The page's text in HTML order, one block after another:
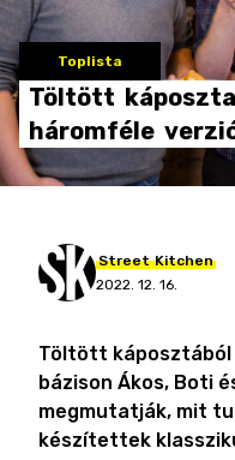
Toplista
Töltött káposzta
háromféle
Street Kitchen
2022. 12. 16.
Töltött káposztából
bázison Ákos, Boti
megmutatják, mit
készítettek